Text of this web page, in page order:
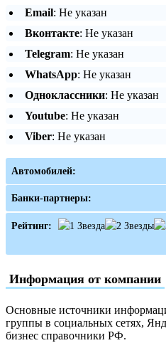
Email: Не указан
Вконтакте: Не указан
Telegram: Не указан
WhatsApp: Не указан
Одноклассники: Не указан
Youtube: Не указан
Viber: Не указан
Автомобилей:
Банки-партнеры:
Рейтинг:
Информация от компании
Основные источники
группы в социальных сетях,
бизнес справочники РФ.